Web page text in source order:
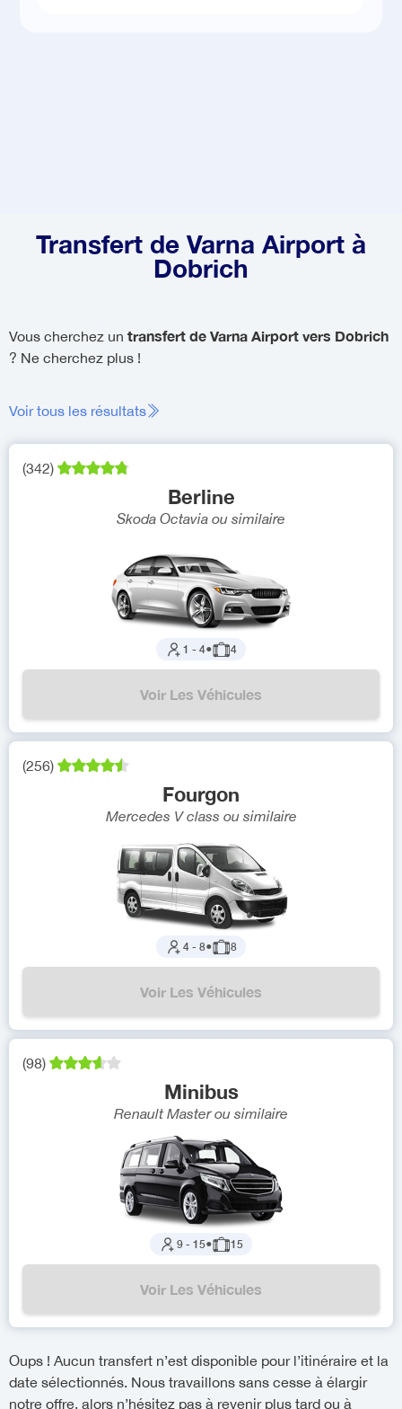
Transfert de Varna Airport à
Dobrich
Vous cherchez un transfert de Varna Airport vers Dobrich
? Ne cherchez plus !
Voir tous les résultats
(342)
Berline
Skoda Octavia ou similaire
1 - 4● 4
Voir Les Véhicules
(256)
Fourgon
Mercedes V class ou similaire
4 - 8● 8
Voir Les Véhicules
(98)
Minibus
Renault Master ou similaire
9 - 15● 15
Voir Les Véhicules
Oups ! Aucun transfert n’est disponible pour l’itinéraire et la
date sélectionnés. Nous travaillons sans cesse à élargir
notre offre, alors n’hésitez pas à revenir plus tard ou à